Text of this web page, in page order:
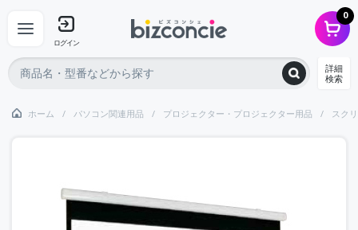
ログイン
0
詳細
検索
ホーム パソコン関連用品 プロジェクター・プロジェクター用品 スク